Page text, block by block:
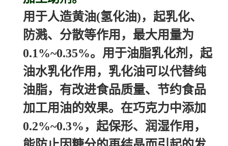
用于人造黄油(氢化油)，起乳化、
防溅、分散等作用，最大用量为
0.1%~0.35%。用于油脂乳化剂，起
油水乳化作用，乳化油可以代替纯
油脂，有改进食品质量、节约食品
加工用油的效果。在巧克力中添加
0.2%~0.3%，起保形、润湿作用，